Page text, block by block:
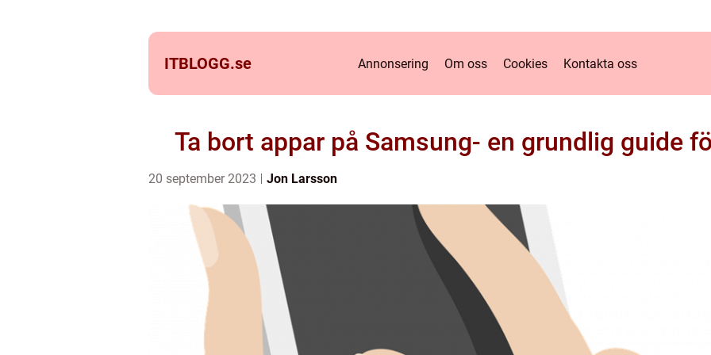
ITBLOGG.se Annonsering Om oss Cookies Kontakta oss
Ta bort appar på Samsung- en grundlig guide
20 september 2023 Jon Larsson